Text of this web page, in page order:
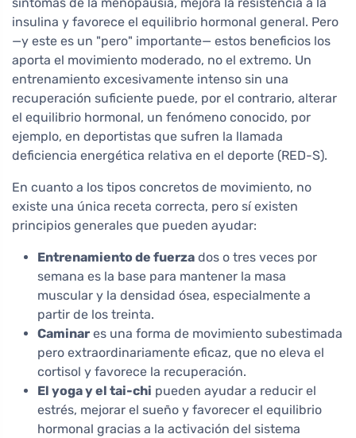
síntomas de la menopausia, mejora la resistencia a la
insulina y favorece el equilibrio hormonal general. Pero
—y este es un "pero" importante— estos beneficios los
aporta el movimiento moderado, no el extremo. Un
entrenamiento excesivamente intenso sin una
recuperación suficiente puede, por el contrario, alterar
el equilibrio hormonal, un fenómeno conocido, por
ejemplo, en deportistas que sufren la llamada
deficiencia energética relativa en el deporte (RED-S).
En cuanto a los tipos concretos de movimiento, no
existe una única receta correcta, pero sí existen
principios generales que pueden ayudar:
Entrenamiento de fuerza dos o tres veces por
semana es la base para mantener la masa
muscular y la densidad ósea, especialmente a
partir de los treinta.
Caminar es una forma de movimiento subestimada
pero extraordinariamente eficaz, que no eleva el
cortisol y favorece la recuperación.
El yoga y el tai-chi pueden ayudar a reducir el
estrés, mejorar el sueño y favorecer el equilibrio
hormonal gracias a la activación del sistema